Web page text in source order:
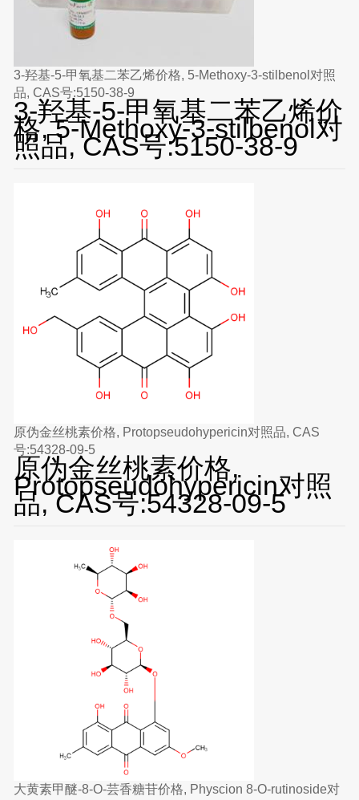
3-羟基-5-甲氧基二苯乙烯价格, 5-Methoxy-3-stilbenol对照
品, CAS号:5150-38-9
3-羟基-5-甲氧基二苯乙烯价
格, 5-Methoxy-3-stilbenol对
照品, CAS号:5150-38-9
原伪金丝桃素价格, Protopseudohypericin对照品, CAS
号:54328-09-5
原伪金丝桃素价格,
Protopseudohypericin对照
品, CAS号:54328-09-5
大黄素甲醚-8-O-芸香糖苷价格, Physcion 8-O-rutinoside对